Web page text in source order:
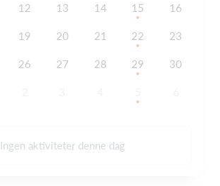
12 13 14 15 16
19 20 21 22 23
26 27 28 29 30
Ingen aktiviteter denne dag